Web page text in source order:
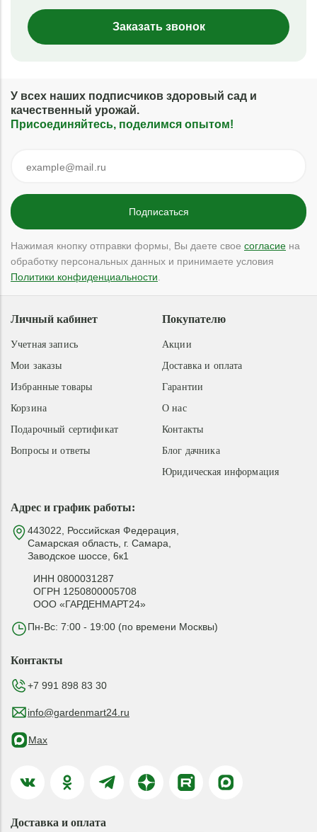
Заказать звонок
У всех наших подписчиков здоровый сад и
качественный урожай.
Присоединяйтесь, поделимся опытом!
Нажимая кнопку отправки формы, Вы даете свое согласие на
обработку персональных данных и принимаете условия
Политики конфиденциальности
Адрес и график работы:
443022, Российская Федерация,
Самарская область, г. Самара,
Заводское шоссе, 6к1
ИНН 0800031287
ОГРН 1250800005708
ООО «ГАРДЕНМАРТ24»
Пн-Вс: 7:00 - 19:00 (по времени Москвы)
Покупателю
Акции
Доставка и оплата
Гарантии
О нас
Контакты
Блог дачника
Юридическая информация
Личный кабинет
Учетная запись
Мои заказы
Избранные товары
Корзина
Подарочный сертификат
Вопросы и ответы
Контакты
+7 991 898 83 30
info@gardenmart24.ru
Max
Доставка и оплата